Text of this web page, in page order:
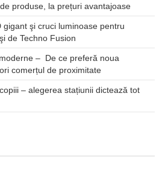
produse, la prețuri avantajoase
gigant şi cruci luminoase pentru
de Techno Fusion
– De ce preferă noua
comerțul de proximitate
– alegerea stațiunii dictează tot